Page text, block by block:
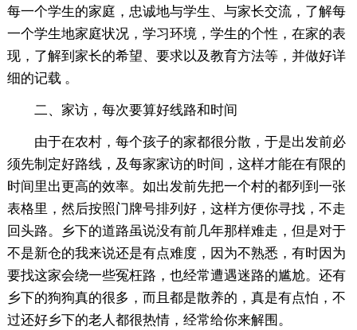
每一个学生的家庭，忠诚地与学生、与家长交流，了解每
一个学生地家庭状况，学习环境，学生的个性，在家的表
现，了解到家长的希望、要求以及教育方法等，并做好详
细的记载 。
二、家访，每次要算好线路和时间
由于在农村，每个孩子的家都很分散，于是出发前必
须先制定好路线，及每家家访的时间，这样才能在有限的
时间里出更高的效率。如出发前先把一个村的都列到一张
表格里，然后按照门牌号排列好，这样方便你寻找，不走
回头路。乡下的道路虽说没有前几年那样难走，但是对于
不是新仓的我来说还是有点难度，因为不熟悉，有时因为
要找这家会绕一些冤枉路，也经常遭遇迷路的尴尬。还有
乡下的狗狗真的很多，而且都是散养的，真是有点怕，不
过还好乡下的老人都很热情，经常给你来解围。